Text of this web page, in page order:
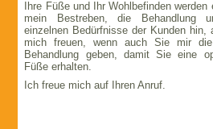
Ihre Füße und Ihr Wohlbefinden
mein Bestreben, die Behandlung
einzelnen Bedürfnisse der Kunden hin,
mich freuen, wenn auch Sie mir
Behandlung geben, damit Sie eine
Füße erhalten.
Ich freue mich auf Ihren Anruf.